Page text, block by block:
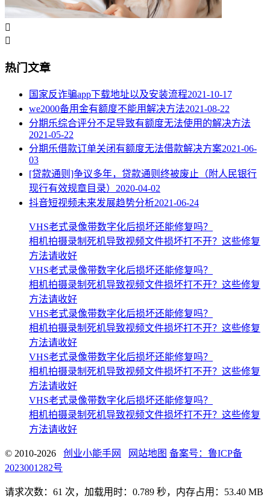


热门文章
国家反诈骗app下载地址以及安装流程2021-10-17
we2000备用金有额度不能用解决方法2021-08-22
分期乐综合评分不足导致有额度无法使用的解决方法
2021-05-22
分期乐借款订单关闭有额度无法借款解决方案2021-06-
03
[贷款通则]争议多年，贷款通则终被废止（附人民银行
现行有效规章目录） 2020-04-02
抖音短视频未来发展趋势分析2021-06-24
VHS老式录像带数字化后损坏还能修复吗？
相机拍摄录制死机导致视频文件损坏打不开？这些修复
方法请收好
VHS老式录像带数字化后损坏还能修复吗？
相机拍摄录制死机导致视频文件损坏打不开？这些修复
方法请收好
VHS老式录像带数字化后损坏还能修复吗？
相机拍摄录制死机导致视频文件损坏打不开？这些修复
方法请收好
VHS老式录像带数字化后损坏还能修复吗？
相机拍摄录制死机导致视频文件损坏打不开？这些修复
方法请收好
VHS老式录像带数字化后损坏还能修复吗？
相机拍摄录制死机导致视频文件损坏打不开？这些修复
方法请收好
© 2010-2026 创业小能手网 网站地图 备案号：鲁ICP备
2023001282号
请求次数：61 次，加载用时：0.789 秒，内存占用：53.40 MB